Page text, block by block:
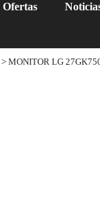
Ofertas
> MONITOR LG